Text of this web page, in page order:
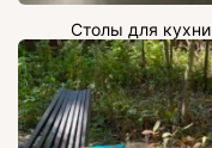
Столы для кухни